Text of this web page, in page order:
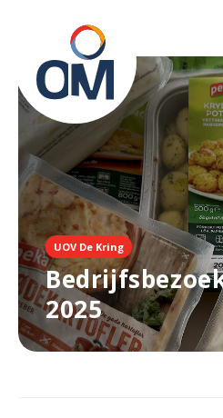
UOV De Kring
2025